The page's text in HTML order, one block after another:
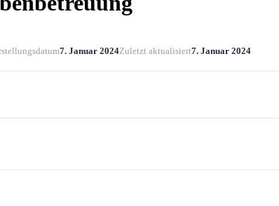
7. Januar 2024Zuletzt aktualisiert7. Januar 2024